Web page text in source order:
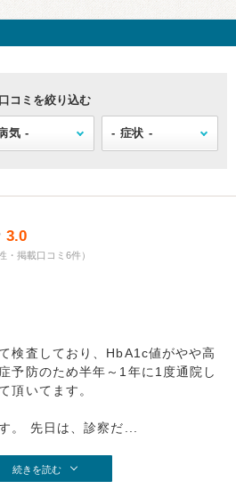
口コミを絞り込む
3.0
・掲載口コミ6件）
検査しており、HbA1c値がやや高
予防のため半年～1年に1度通院し
頂いてます。
。 先日は、診察だ...
続きを読む